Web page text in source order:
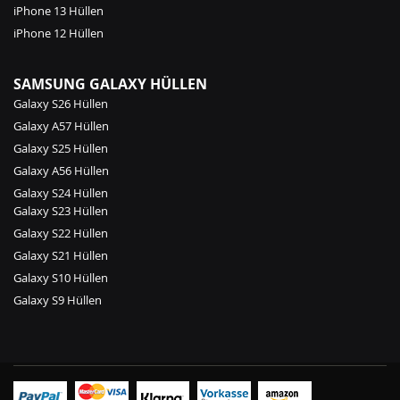
iPhone 13 Hüllen
iPhone 12 Hüllen
SAMSUNG GALAXY HÜLLEN
Galaxy S26 Hüllen
Galaxy A57 Hüllen
Galaxy S25 Hüllen
Galaxy A56 Hüllen
Galaxy S24 Hüllen
Galaxy S23 Hüllen
Galaxy S22 Hüllen
Galaxy S21 Hüllen
Galaxy S10 Hüllen
Galaxy S9 Hüllen